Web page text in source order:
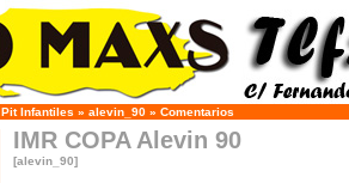
Pit Infantiles » alevin_90 » Comentarios
IMR COPA Alevin 90
[alevin_90]